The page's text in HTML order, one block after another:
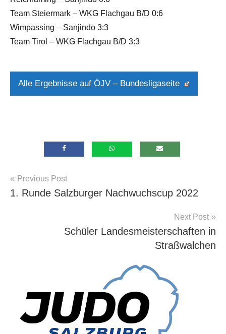
Team Steiermark – WKG Flachgau B/D 0:6
Wimpassing – Sanjindo 3:3
Team Tirol – WKG Flachgau B/D 3:3
Alle Ergebnisse auf ÖJV – Bundesligaseite
Allgemein
Beitragsnavigation
Previous Post
1. Runde Salzburger Nachwuchscup 2022
Next Post
Schüler Landesmeisterschaften in
Straßwalchen